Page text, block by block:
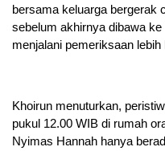
bersama keluarga bergerak
sebelum akhirnya dibawa
menjalani pemeriksaan lebih
Khoirun menuturkan,
pukul 12.00 WIB di rumah
Nyimas Hannah hanya